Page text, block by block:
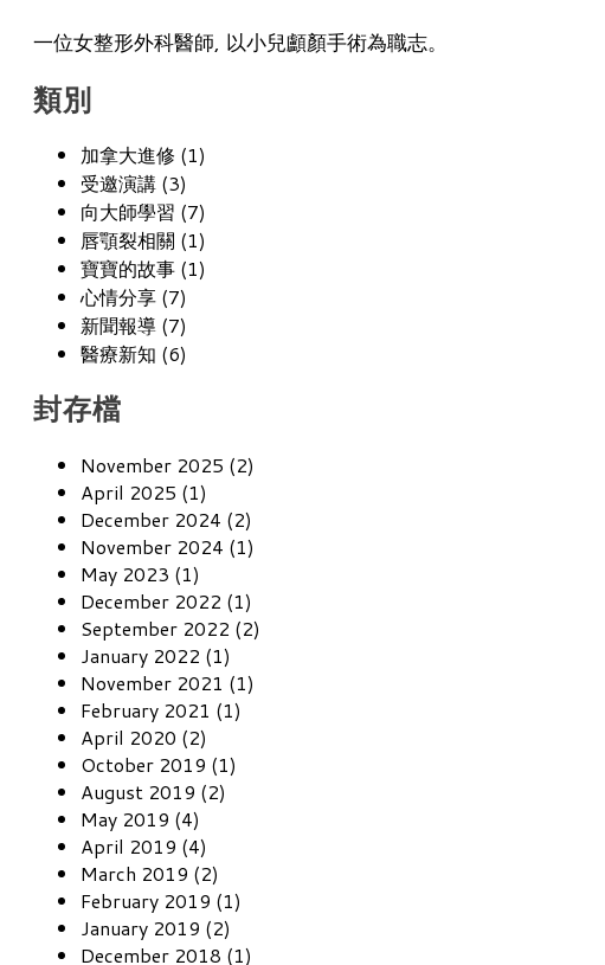
一位女整形外科醫師, 以小兒顱顏手術為職志。
類別
加拿大進修 (1)
受邀演講 (3)
向大師學習 (7)
唇顎裂相關 (1)
寶寶的故事 (1)
心情分享 (7)
新聞報導 (7)
醫療新知 (6)
封存檔
November 2025 (2)
April 2025 (1)
December 2024 (2)
November 2024 (1)
May 2023 (1)
December 2022 (1)
September 2022 (2)
January 2022 (1)
November 2021 (1)
February 2021 (1)
April 2020 (2)
October 2019 (1)
August 2019 (2)
May 2019 (4)
April 2019 (4)
March 2019 (2)
February 2019 (1)
January 2019 (2)
December 2018 (1)